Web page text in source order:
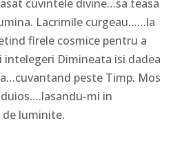
cuvintele divine…sa teasa
Lacrimile curgeau……la
firele cosmice pentru a
intelegeri Dimineata isi dadea
peste Timp. Mos
mi in
luminite.